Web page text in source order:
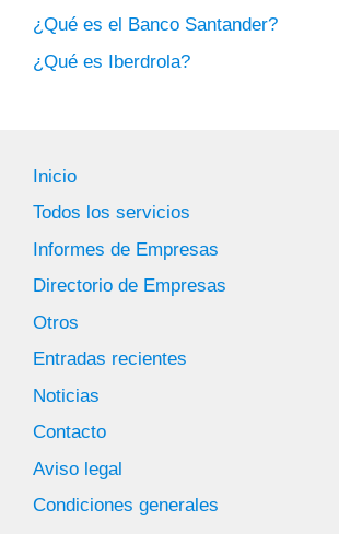
¿Qué es el Banco Santander?
¿Qué es Iberdrola?
Inicio
Todos los servicios
Informes de Empresas
Directorio de Empresas
Otros
Entradas recientes
Noticias
Contacto
Aviso legal
Condiciones generales